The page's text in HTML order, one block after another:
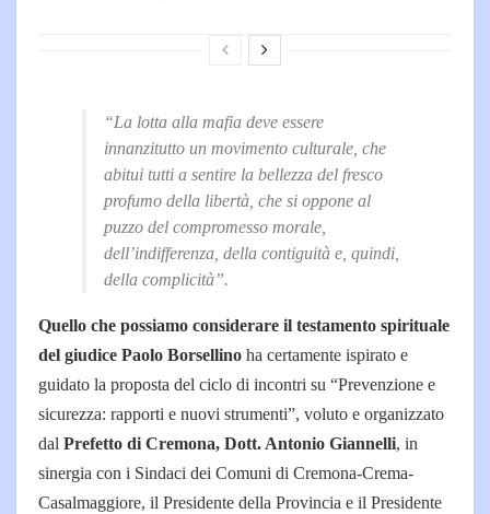
“La lotta alla mafia deve essere
innanzitutto un movimento culturale, che
abitui tutti a sentire la bellezza del fresco
profumo della libertà, che si oppone al
puzzo del compromesso morale,
dell’indifferenza, della contiguità e, quindi,
della complicità”.
Quello che possiamo considerare il testamento spirituale
del giudice Paolo Borsellino ha certamente ispirato e
guidato la proposta del ciclo di incontri su “Prevenzione e
sicurezza: rapporti e nuovi strumenti”, voluto e organizzato
dal Prefetto di Cremona, Dott. Antonio Giannelli, in
sinergia con i Sindaci dei Comuni di Cremona-Crema-
Casalmaggiore, il Presidente della Provincia e il Presidente